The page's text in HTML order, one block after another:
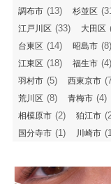
調布市 (13) 杉並区
江戸川区 (33) 大田区
台東区 (14) 昭島市 (8)
江東区 (18) 福生市 (4)
羽村市 (5) 西東京市
荒川区 (8) 青梅市 (4)
相模原市 (2) 狛江市
国分寺市 (1) 川崎市